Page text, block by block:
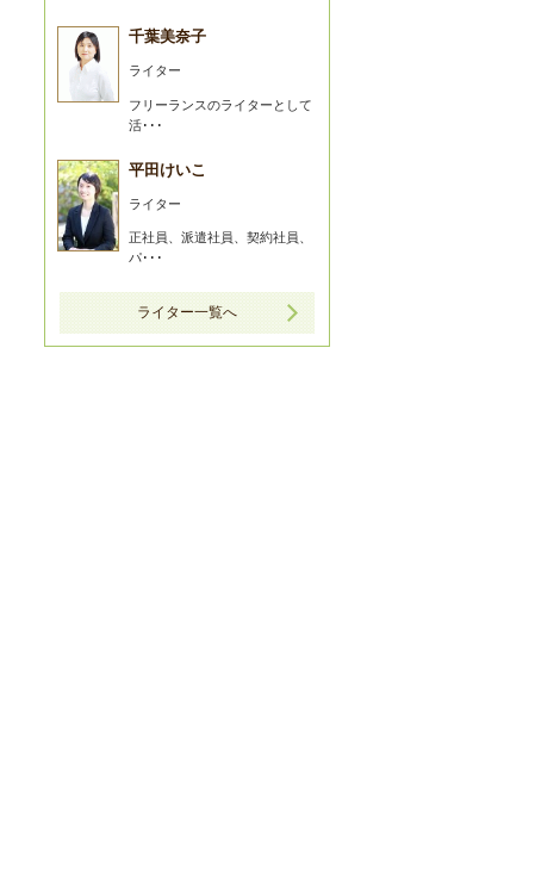
千葉美奈子
ライター
フリーランスのライターとして
活･･･
平田けいこ
ライター
正社員、派遣社員、契約社員、
パ･･･
ライター一覧へ